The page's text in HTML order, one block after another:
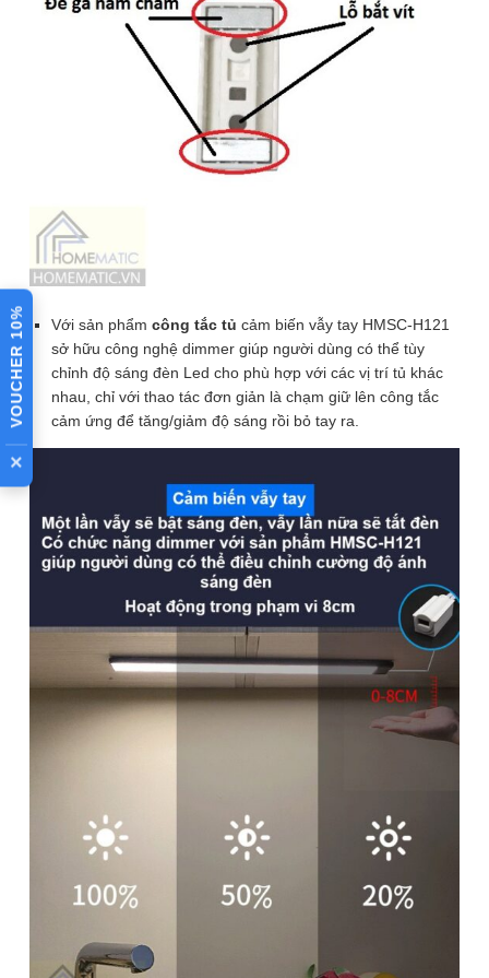
Với sản phẩm công tắc tủ cảm biến vẫy tay HMSC-H121
sở hữu công nghệ dimmer giúp người dùng có thể tùy
chỉnh độ sáng đèn Led cho phù hợp với các vị trí tủ khác
nhau, chỉ với thao tác đơn giản là chạm giữ lên công tắc
cảm ứng để tăng/giảm độ sáng rồi bỏ tay ra.
Bài viết đánh giá
Công tắc tủ nội thất cảm
biến vẫy tay 12V HMSC-
H12x dùng để lắp cho đồ
nội thất.
Ứng dụng
Công tắc tủ nội thấtcảm biến vẫy tay 12V HMSC-
H12x được thiết kế chuyên để lắp cho các đồ nội thất như
đèn tủ bếp, giường ngủ, đèn kệ sách, đèn tủ trưng bày, đèn
nền trang trí TV hay đèn âm trần mang lại tính thẩm mỹ, tinh
tế và vẻ hiện đại cho không gian nhà bạn
ĐÁNH GIÁ SẢN PHẨM NÀY
ngay để giúp hàng người chọn mua hàng tốt nhất bạn
hoạt động
Nhựa ABS
Φ16, Chiều dài 3.6cm
⚙️ XEM CHI TIẾT THÔNG SỐ
VOUCHER 10%
×